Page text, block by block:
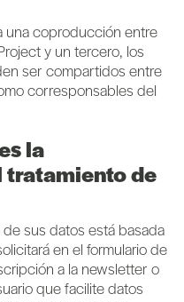
una coproducción entre
y un tercero, los
ser compartidos entre
corresponsables del
la
de
sus datos está basada
en el formulario de
a la newsletter o
que facilite datos